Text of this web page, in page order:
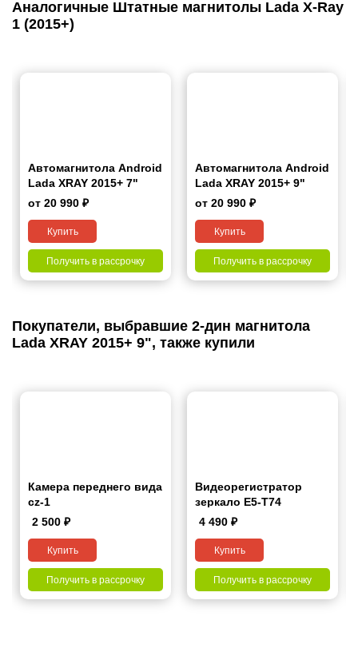
Аналогичные Штатные магнитолы Lada X-Ray
1 (2015+)
Автомагнитола Android
Lada XRAY 2015+ 7"
от 20 990 ₽
Купить
Получить в рассрочку
Автомагнитола Android
Lada XRAY 2015+ 9"
от 20 990 ₽
Купить
Получить в рассрочку
Покупатели, выбравшие 2-дин магнитола
Lada XRAY 2015+ 9", также купили
Камера переднего вида
cz-1
2 500 ₽
Купить
Получить в рассрочку
Видеорегистратор
зеркало E5-T74
4 490 ₽
Купить
Получить в рассрочку